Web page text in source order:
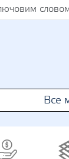
Все